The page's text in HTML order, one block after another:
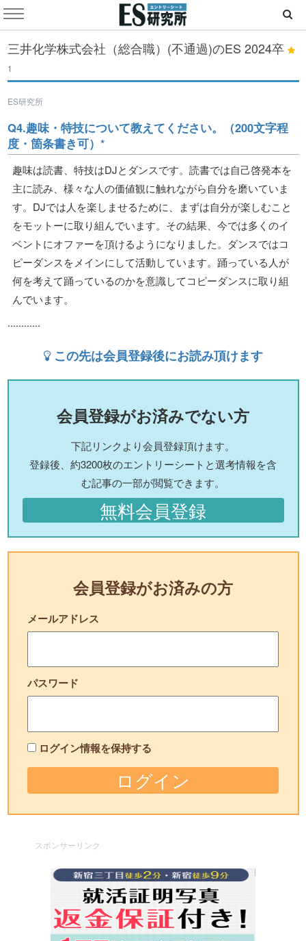
三井化学株式会社（総合職）(不通過)のES 2024卒
1
ES研究所
Q4.趣味・特技について教えてください。（200文字程
度・箇条書き可）*
趣味は読書、特技はDJとダンスです。読書では自己啓発本を
主に読み、様々な人の価値観に触れながら自分を磨いていま
す。DJでは人を楽しませるために、まずは自分が楽しむこと
をモットーに取り組んでいます。その結果、今では多くのイ
ベントにオファーを頂けるようになりました。ダンスではコ
ピーダンスをメインにして活動しています。踊っている人が
何を考えて踊っているのかを意識してコピーダンスに取り組
んでいます。
............
この先は会員登録後にお読み頂けます
会員登録がお済みでない方
下記リンクより会員登録頂けます。
登録後、約3200枚のエントリーシートと選考情報を含
む記事の一部が閲覧できます。
無料会員登録
会員登録がお済みの方
メールアドレス
パスワード
ログイン情報を保持する
スポンサーリンク